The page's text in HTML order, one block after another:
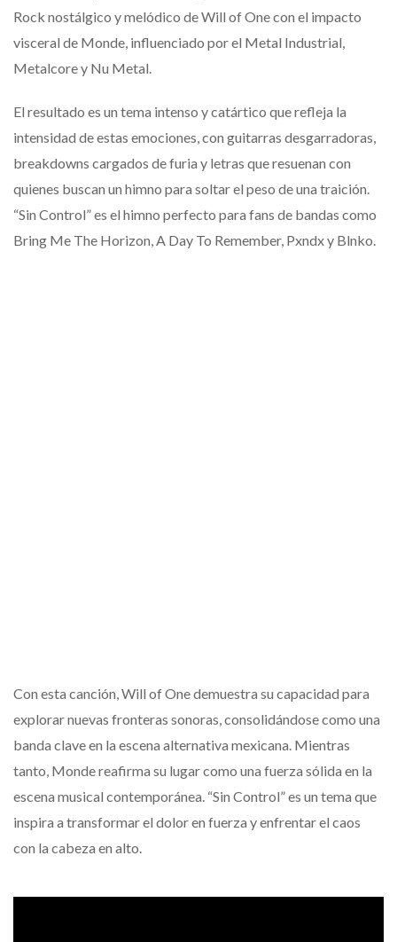
Rock nostálgico y melódico de Will of One con el impacto
visceral de Monde, influenciado por el Metal Industrial,
Metalcore y Nu Metal.
El resultado es un tema intenso y catártico que refleja la
intensidad de estas emociones, con guitarras desgarradoras,
breakdowns cargados de furia y letras que resuenan con
quienes buscan un himno para soltar el peso de una traición.
“Sin Control” es el himno perfecto para fans de bandas como
Bring Me The Horizon, A Day To Remember, Pxndx y Blnko.
Con esta canción, Will of One demuestra su capacidad para
explorar nuevas fronteras sonoras, consolidándose como una
banda clave en la escena alternativa mexicana. Mientras
tanto, Monde reafirma su lugar como una fuerza sólida en la
escena musical contemporánea. “Sin Control” es un tema que
inspira a transformar el dolor en fuerza y enfrentar el caos
con la cabeza en alto.